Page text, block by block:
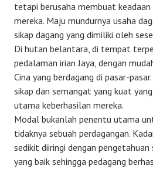
tetapi berusaha membuat
mereka. Maju mundurnya usaha
sikap dagang yang dimiliki oleh
Di hutan belantara, di tempat
pedalaman irian Jaya, dengan
Cina yang berdagang di pasar-
sikap dan semangat yang kuat
utama keberhasilan mereka.
Modal bukanlah penentu utama
tidaknya sebuah perdagangan.
sedikit diiringi dengan
yang baik sehingga pedagang